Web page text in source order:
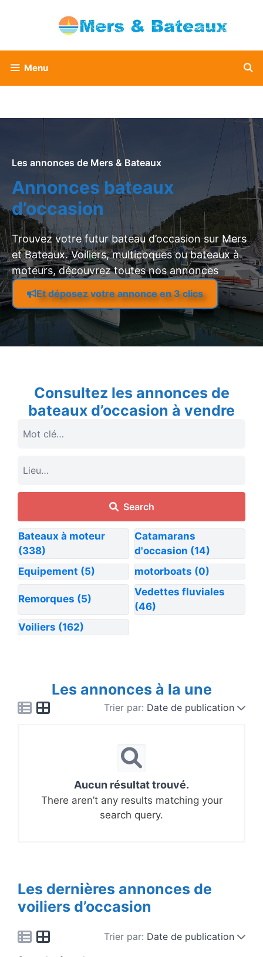
Menu
Les annonces de Mers & Bateaux
Annonces bateaux
d’occasion
Trouvez votre futur bateau d’occasion sur Mers
et Bateaux. Voiliers, multicoques ou bateaux à
moteurs, découvrez toutes nos annonces
Et déposez votre annonce en 3 clics
Consultez les annonces de
bateaux d’occasion à vendre
Search
Bateaux à moteur
(338)
Catamarans
d'occasion (14)
Equipement (5) motorboats (0)
Remorques (5)
Vedettes fluviales
(46)
Voiliers (162)
Les annonces à la une
Trier par: Date de publication
Aucun résultat trouvé.
There aren’t any results matching your
search query.
Les dernières annonces de
voiliers d’occasion
Trier par: Date de publication